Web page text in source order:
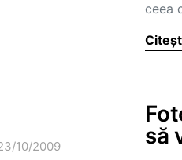
ceea
10/2009
să